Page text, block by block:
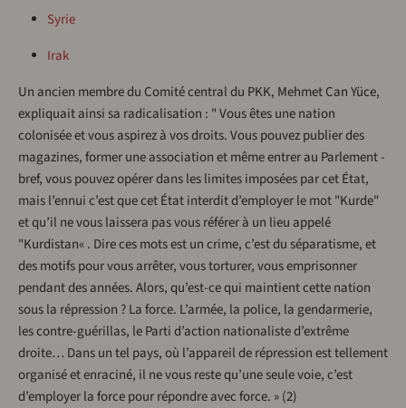
Syrie
Irak
Un ancien membre du Comité central du PKK, Mehmet Can Yüce,
expliquait ainsi sa radicalisation : " Vous êtes une nation
colonisée et vous aspirez à vos droits. Vous pouvez publier des
magazines, former une association et même entrer au Parlement -
bref, vous pouvez opérer dans les limites imposées par cet État,
mais l’ennui c’est que cet État interdit d’employer le mot "Kurde"
et qu’il ne vous laissera pas vous référer à un lieu appelé
"Kurdistan« . Dire ces mots est un crime, c’est du séparatisme, et
des motifs pour vous arrêter, vous torturer, vous emprisonner
pendant des années. Alors, qu’est-ce qui maintient cette nation
sous la répression ? La force. L’armée, la police, la gendarmerie,
les contre-guérillas, le Parti d’action nationaliste d’extrême
droite… Dans un tel pays, où l’appareil de répression est tellement
organisé et enraciné, il ne vous reste qu’une seule voie, c’est
d’employer la force pour répondre avec force. » (2)